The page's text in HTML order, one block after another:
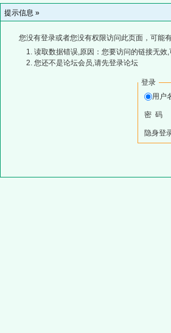
提示信息 »
您没有登录或者您没有权限访问此页面，可能
读取数据错误,原因：您要访问的链接无效
您还不是论坛会员,请先登录论坛
登录
用户
密 码
隐身登